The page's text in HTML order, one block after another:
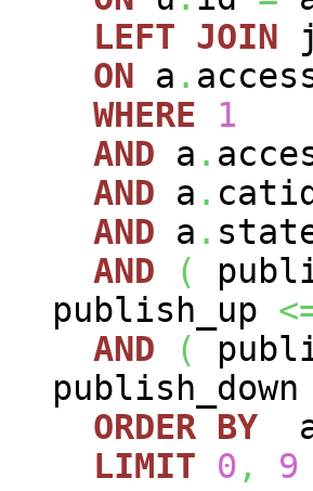
LEFT JOIN
ON a .
WHERE
1
AND a .
AND a .
AND a .
AND
(
publish_up
AND
(
publish_down
ORDER BY
LIMIT
0 ,
9